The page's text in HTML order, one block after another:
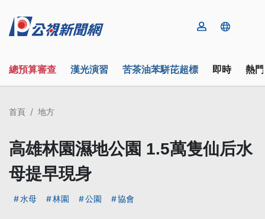
總預算審查 漢光演習 苦茶油苯駢芘超標 即時 熱
首頁 地方
高雄林園濕地公園 1.5萬隻仙后水
母提早現身
水母 林園 公園 協會